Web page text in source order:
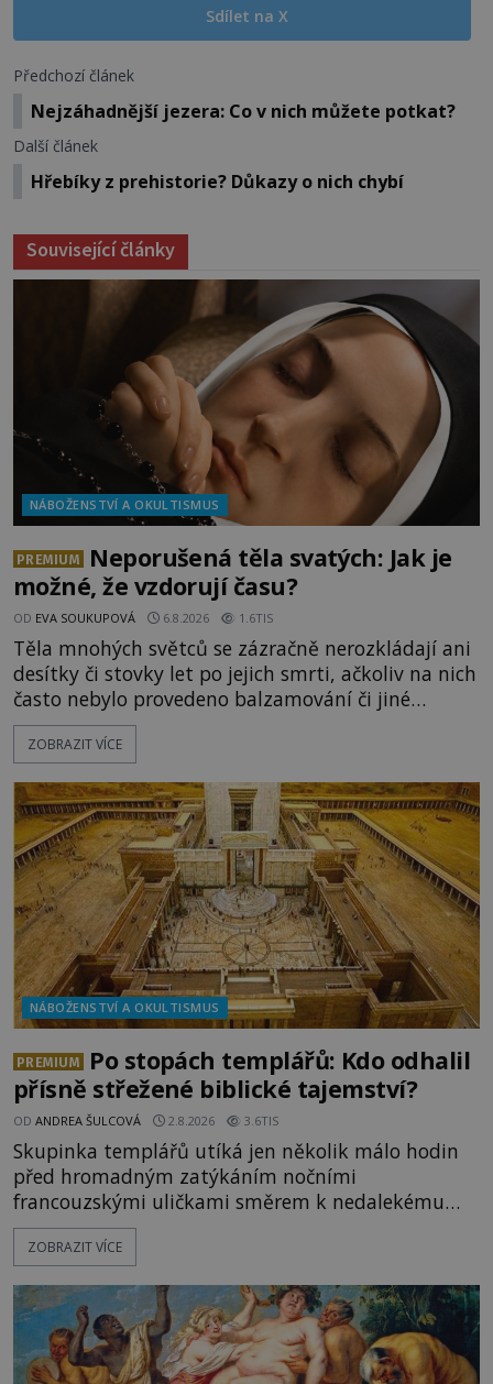
Sdílet na X
Předchozí článek
Nejzáhadnější jezera: Co v nich můžete potkat?
Další článek
Hřebíky z prehistorie? Důkazy o nich chybí
Související články
NÁBOŽENSTVÍ A OKULTISMUS
PREMIUM
Neporušená těla svatých: Jak je
možné, že vzdorují času?
OD EVA SOUKUPOVÁ 6.8.2026 1.6TIS
Těla mnohých světců se zázračně nerozkládají ani
desítky či stovky let po jejich smrti, ačkoliv na nich
často nebylo provedeno balzamování či jiné
pokusy o konzervaci. Neporušené ostatky bývají
považovány za důkaz svatosti zemřelých. Jaké
osobností ochraňují? Na hřbitově u kláštera
Milosrdných
ZOBRAZIT VÍCE
NÁBOŽENSTVÍ A OKULTISMUS
PREMIUM
Po stopách templářů: Kdo odhalil
přísně střežené biblické tajemství?
OD ANDREA ŠULCOVÁ 2.8.2026 3.6TIS
Skupinka templářů utíká jen několik málo hodin
před hromadným zatýkáním nočními
francouzskými uličkami směrem k nedalekému
přístavu. Jeden z nich má přes ramena ranec s
tajemným obsahem. Kapitán lodi už na ně čeká.
vyplouváme,“ sdělí jim. „Kam máme namířeno,
kapitáne?“ zeptá se ho jeden z templářů. „Do Sk
ZOBRAZIT VÍCE